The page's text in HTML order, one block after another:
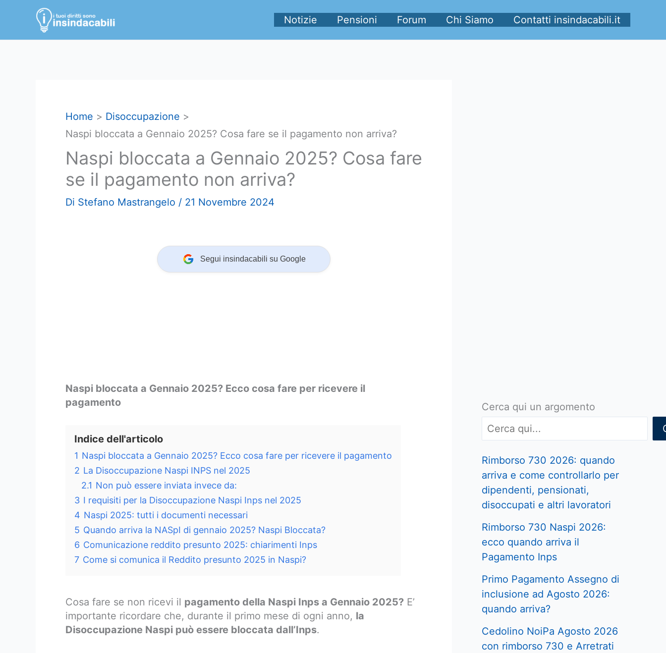
contenuto
Notizie Pensioni Forum Chi Siamo Contatti insindacabili.it
Home
Disoccupazione
Naspi bloccata a Gennaio 2025? Cosa fare se il pagamento non arriva?
Naspi bloccata a Gennaio 2025? Cosa fare
se il pagamento non arriva?
Di Stefano Mastrangelo / 21 Novembre 2024
Segui insindacabili su Google
Naspi bloccata a Gennaio 2025? Ecco cosa fare per ricevere il
pagamento
Indice dell'articolo
1 Naspi bloccata a Gennaio 2025? Ecco cosa fare per ricevere il pagamento
2 La Disoccupazione Naspi INPS nel 2025
2.1 Non può essere inviata invece da:
3 I requisiti per la Disoccupazione Naspi Inps nel 2025
4 Naspi 2025: tutti i documenti necessari
5 Quando arriva la NASpI di gennaio 2025? Naspi Bloccata?
6 Comunicazione reddito presunto 2025: chiarimenti Inps
7 Come si comunica il Reddito presunto 2025 in Naspi?
Cosa fare se non ricevi il pagamento della Naspi Inps a Gennaio 2025? E’
importante ricordare che, durante il primo mese di ogni anno, la
Disoccupazione Naspi può essere bloccata dall’Inps.
Cerca qui un argomento
Rimborso 730 2026: quando
arriva e come controllarlo per
dipendenti, pensionati,
disoccupati e altri lavoratori
Rimborso 730 Naspi 2026:
ecco quando arriva il
Pagamento Inps
Primo Pagamento Assegno di
inclusione ad Agosto 2026:
quando arriva?
Cedolino NoiPa Agosto 2026
con rimborso 730 e Arretrati